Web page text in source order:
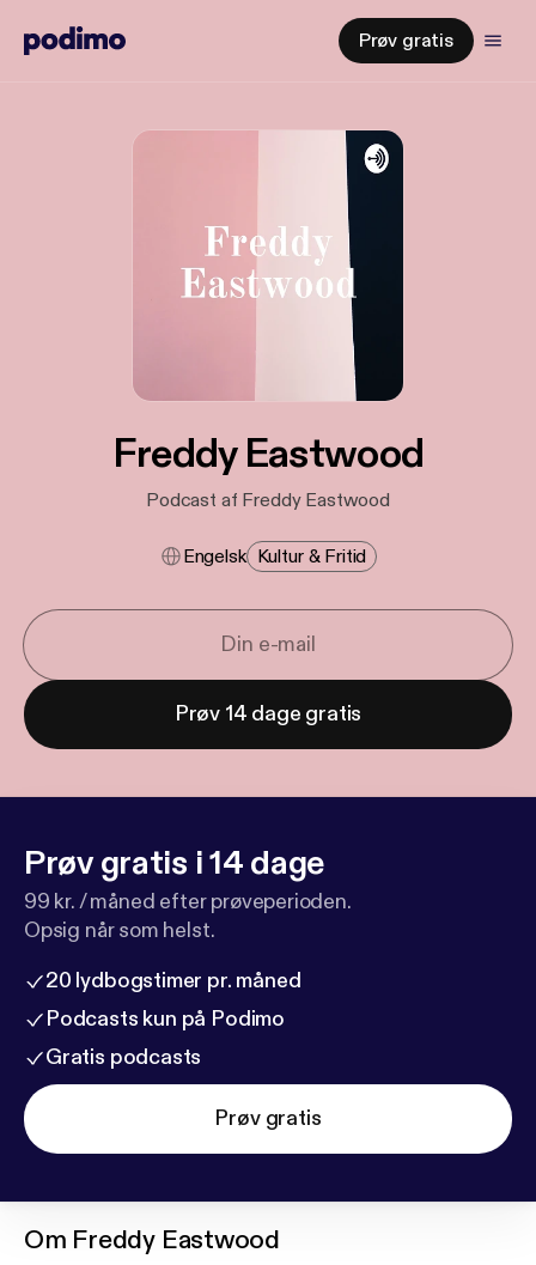
Prøv gratis
Freddy Eastwood
Podcast af Freddy Eastwood
Engelsk Kultur & Fritid
Prøv 14 dage gratis
Prøv gratis i 14 dage
99 kr. / måned efter prøveperioden.
Opsig når som helst.
20 lydbogstimer pr. måned
Podcasts kun på Podimo
Gratis podcasts
Prøv gratis
Om Freddy Eastwood